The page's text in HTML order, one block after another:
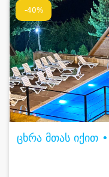
-40%
ცხრა მთას იქით